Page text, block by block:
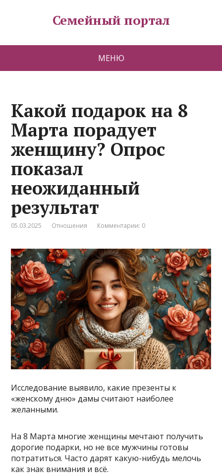
Семейный портал
МЕНЮ
Какой подарок на 8
Марта порадует
женщину? Опрос
показал
неожиданный
результат
05.03.2025 Отношения Комментарии: 0
Исследование выявило, какие презенты к
«женскому дню» дамы считают наиболее
желанными.
На 8 Марта многие женщины мечтают получить
дорогие подарки, но не все мужчины готовы
потратиться. Часто дарят какую-нибудь мелочь
как знак внимания и всё.